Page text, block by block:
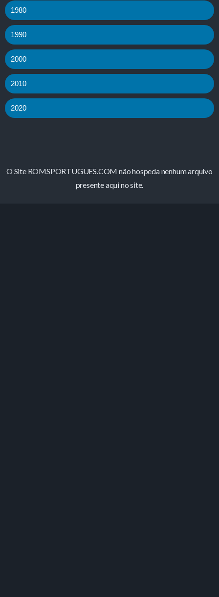
1980
1990
2000
2010
2020
O Site ROMSPORTUGUES.COM não hospeda nenhum arquivo
presente aqui no site.